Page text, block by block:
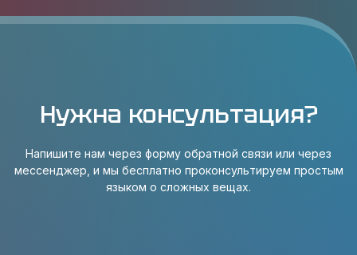
Нужна консультация?
Напишите нам через форму обратной связи или через
мессенджер, и мы бесплатно проконсультируем простым
языком о сложных вещах.